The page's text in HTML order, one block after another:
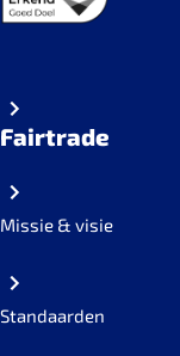
Fairtrade
Missie & visie
Standaarden